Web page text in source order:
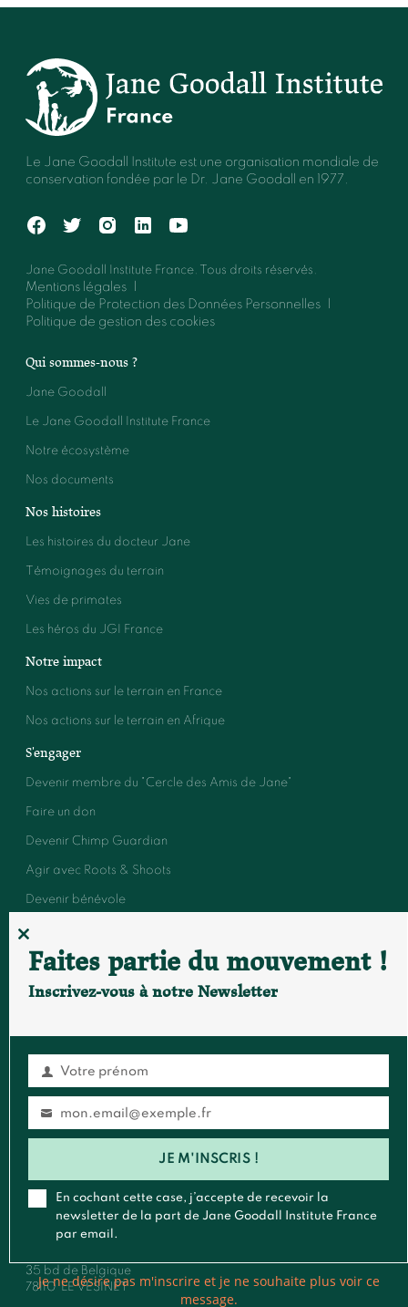
Le Jane Goodall Institute est une organisation mondiale de
conservation fondée par le Dr. Jane Goodall en 1977.
Jane Goodall Institute France. Tous droits réservés.
Mentions légales
Politique de Protection des Données Personnelles
Politique de gestion des cookies
Qui sommes-nous ?
Jane Goodall
Le Jane Goodall Institute France
Notre écosystème
Nos documents
Nos histoires
Les histoires du docteur Jane
Témoignages du terrain
Vies de primates
Les héros du JGI France
Notre impact
Nos actions sur le terrain en France
Nos actions sur le terrain en Afrique
S'engager
Devenir membre du "Cercle des Amis de Jane"
Faire un don
Devenir Chimp Guardian
Agir avec Roots & Shoots
Devenir bénévole
Événements et conférences
FAIRE UN DON
Contact
Général:contact@janegoodall.fr
presse@janegoodall.fr
Pour toute correspondance postale,vous pouvez nous écrire à
35 bd de Belgique
78110 LE VESINET
CLOSE
THIS
MODULE
Faites partie du mouvement !
Inscrivez-vous à notre Newsletter
PrénomVotre prénom
Emailmon.email@exemple.fr
JE M'INSCRIS !
En cochant cette case, j’accepte de recevoir la
newsletter de la part de Jane Goodall Institute France
par email.
Je ne désire pas m'inscrire et je ne souhaite plus voir ce
message.